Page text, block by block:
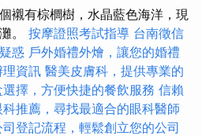
襯有棕櫚樹，水晶藍色海洋，現
。 按摩證照考試指導 台南徵信
惑 戶外婚禮外燴，讓您的婚禮
理資訊 醫美皮膚科，提供專業的
擇，方便快捷的餐飲服務 信賴
科推薦，尋找最適合的眼科醫師
司登記流程，輕鬆創立您的公司